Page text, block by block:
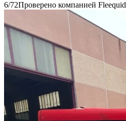
6/72Проверено компанией Fleequid